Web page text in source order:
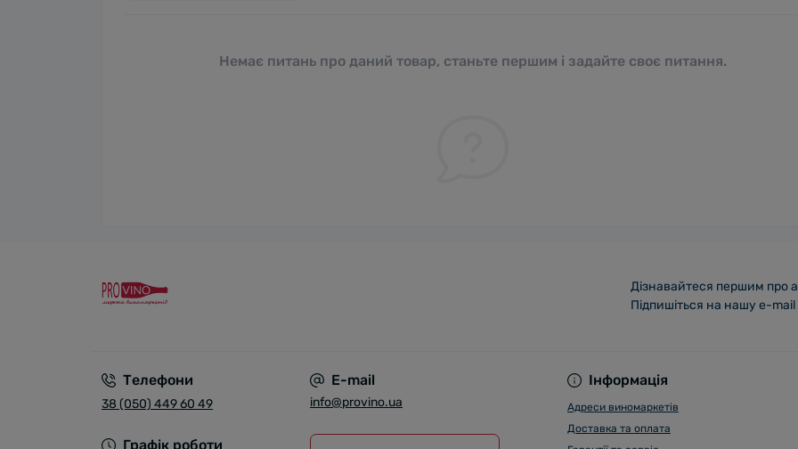
Немає питань про даний товар, станьте першим і задайте своє питання.
Дізнавайтеся першим про
Підпишіться на нашу e-
Телефони
38 (050) 449 60 49
Графік роботи
E-mail
info@provino.ua
Інформація
Адреси виномаркетів
Доставка та оплата